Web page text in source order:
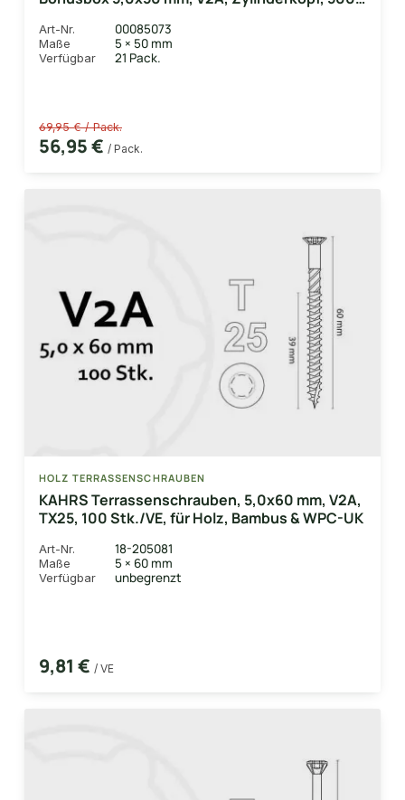
Art-Nr. 00085073
Maße 5 × 50 mm
Verfügbar 21 Pack.
69,95 € / Pack.
56,95 € / Pack.
HOLZ TERRASSENSCHRAUBEN
KAHRS Terrassenschrauben, 5,0x60 mm, V2A,
TX25, 100 Stk./VE, für Holz, Bambus & WPC-UK
Art-Nr. 18-205081
Maße 5 × 60 mm
Verfügbar unbegrenzt
9,81 € / VE